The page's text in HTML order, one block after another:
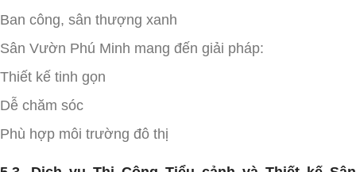
Ban công, sân thượng xanh
Sân Vườn Phú Minh mang đến giải pháp:
Thiết kế tinh gọn
Dễ chăm sóc
Phù hợp môi trường đô thị